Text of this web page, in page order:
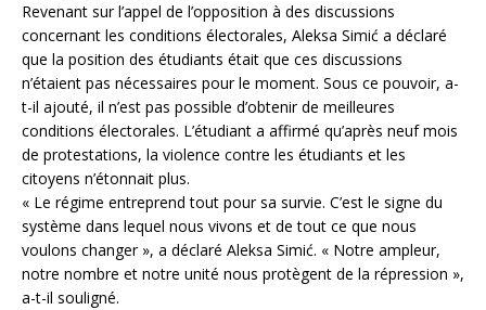
Revenant sur l’appel de l’opposition à des discussions
concernant les conditions électorales, Aleksa Simić a déclaré
que la position des étudiants était que ces discussions
n’étaient pas nécessaires pour le moment. Sous ce pouvoir, a-
t-il ajouté, il n’est pas possible d’obtenir de meilleures
conditions électorales. L’étudiant a affirmé qu’après neuf mois
de protestations, la violence contre les étudiants et les
citoyens n’étonnait plus.
« Le régime entreprend tout pour sa survie. C’est le signe du
système dans lequel nous vivons et de tout ce que nous
voulons changer », a déclaré Aleksa Simić. « Notre ampleur,
notre nombre et notre unité nous protègent de la répression »,
a-t-il souligné.